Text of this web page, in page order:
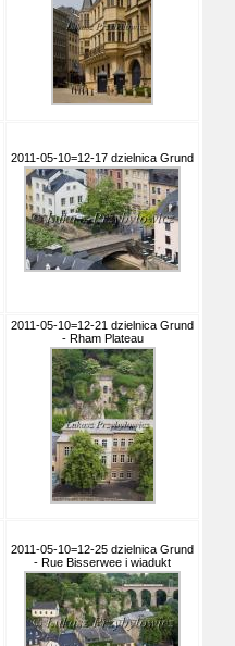
2011-05-10=12-17 dzielnica Grund
2011-05-10=12-21 dzielnica Grund
- Rham Plateau
2011-05-10=12-25 dzielnica Grund
- Rue Bisserwee i wiadukt